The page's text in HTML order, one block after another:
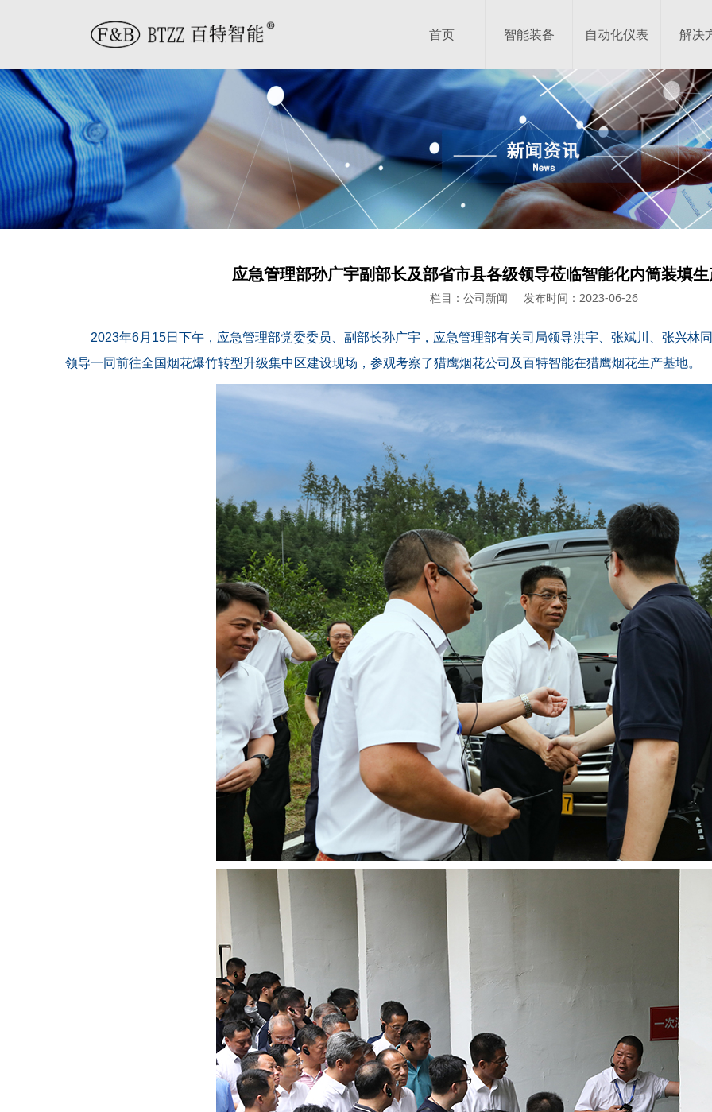
首页 智能装备 自动化仪表 解决
应急管理部孙广宇副部长及部省市县各级领导莅临智能化内筒装填
栏目：公司新闻 发布时间：2023-06-26
2023年6月15日下午，应急管理部党委委员、副部长孙广宇，应急管理部有关司局领导洪宇、张斌川、张兴林
领导一同前往全国烟花爆竹转型升级集中区建设现场，参观考察了猎鹰烟花公司及百特智能在猎鹰烟花生产基地。